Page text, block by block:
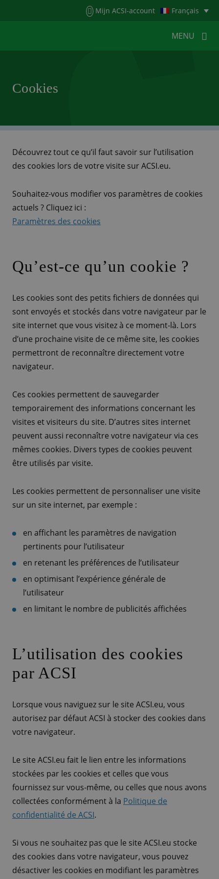
Mijn ACSI-account Français
MENU
POUR LES CAMPINGSACTUALITÉS
ACSI WEBSHOPSERVICE CLIENTÈLE
Cookies
Découvrez tout ce qu’il faut savoir sur l’utilisation
des cookies lors de votre visite sur ACSI.eu.
Souhaitez-vous modifier vos paramètres de cookies
actuels ? Cliquez ici :
Paramètres des cookies
Qu’est-ce qu’un cookie ?
Les cookies sont des petits fichiers de données qui
sont envoyés et stockés dans votre navigateur par le
site internet que vous visitez à ce moment-là. Lors
d’une prochaine visite de ce même site, les cookies
permettront de reconnaître directement votre
navigateur.
Ces cookies permettent de sauvegarder
temporairement des informations concernant les
visites et visiteurs du site. D’autres sites internet
peuvent aussi reconnaître votre navigateur via ces
mêmes cookies. Divers types de cookies peuvent
être utilisés par visite.
Les cookies permettent de personnaliser une visite
sur un site internet, par exemple :
en affichant les paramètres de navigation
pertinents pour l’utilisateur
en retenant les préférences de l’utilisateur
en optimisant l’expérience générale de
l’utilisateur
en limitant le nombre de publicités affichées
L’utilisation des cookies
par ACSI
Lorsque vous naviguez sur le site ACSI.eu, vous
autorisez par défaut ACSI à stocker des cookies dans
votre navigateur.
Le site ACSI.eu fait le lien entre les informations
stockées par les cookies et celles que vous
fournissez sur vous-même, ou celles que nous avons
collectées conformément à la Politique de
confidentialité de ACSI.
Si vous ne souhaitez pas que le site ACSI.eu stocke
des cookies dans votre navigateur, vous pouvez
désactiver les cookies en modifiant les paramètres